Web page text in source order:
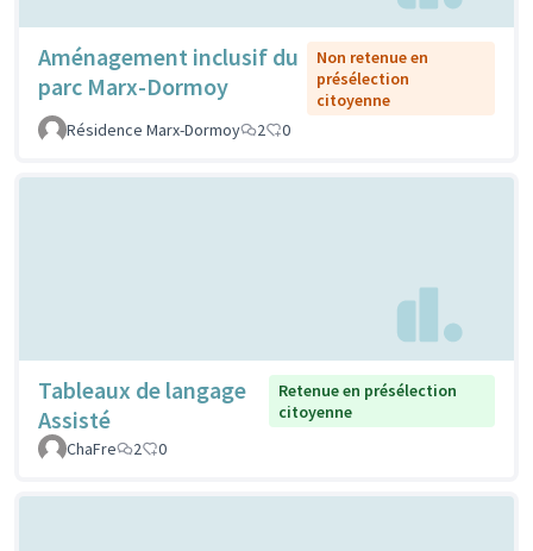
Aménagement inclusif du
parc Marx-Dormoy
Non retenue en
présélection
citoyenne
Résidence Marx-Dormoy
2 0
Tableaux de langage
Assisté
Retenue en présélection
citoyenne
ChaFre
2 0